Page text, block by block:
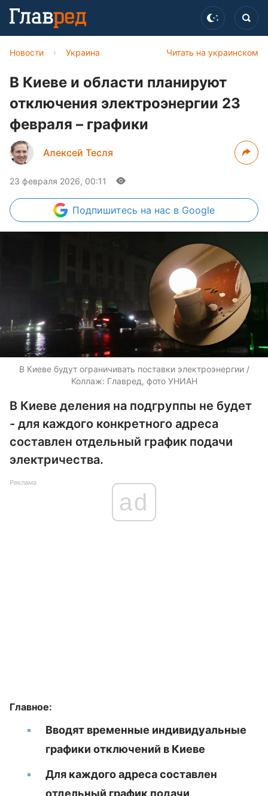
Читать на украинском
Новости › Украина
В Киеве и области планируют
отключения электроэнергии 23
февраля – графики
Алексей Тесля
23 февраля 2026, 00:11
Подпишитесь на нас в Google
В Киеве будут ограничивать поставки электроэнергии /
Коллаж: Главред, фото УНИАН
В Киеве деления на подгруппы не будет
- для каждого конкретного адреса
составлен отдельный график подачи
электричества.
Реклама
ad
Главное:
Вводят временные индивидуальные
графики отключений в Киеве
Для каждого адреса составлен
отдельный график подачи